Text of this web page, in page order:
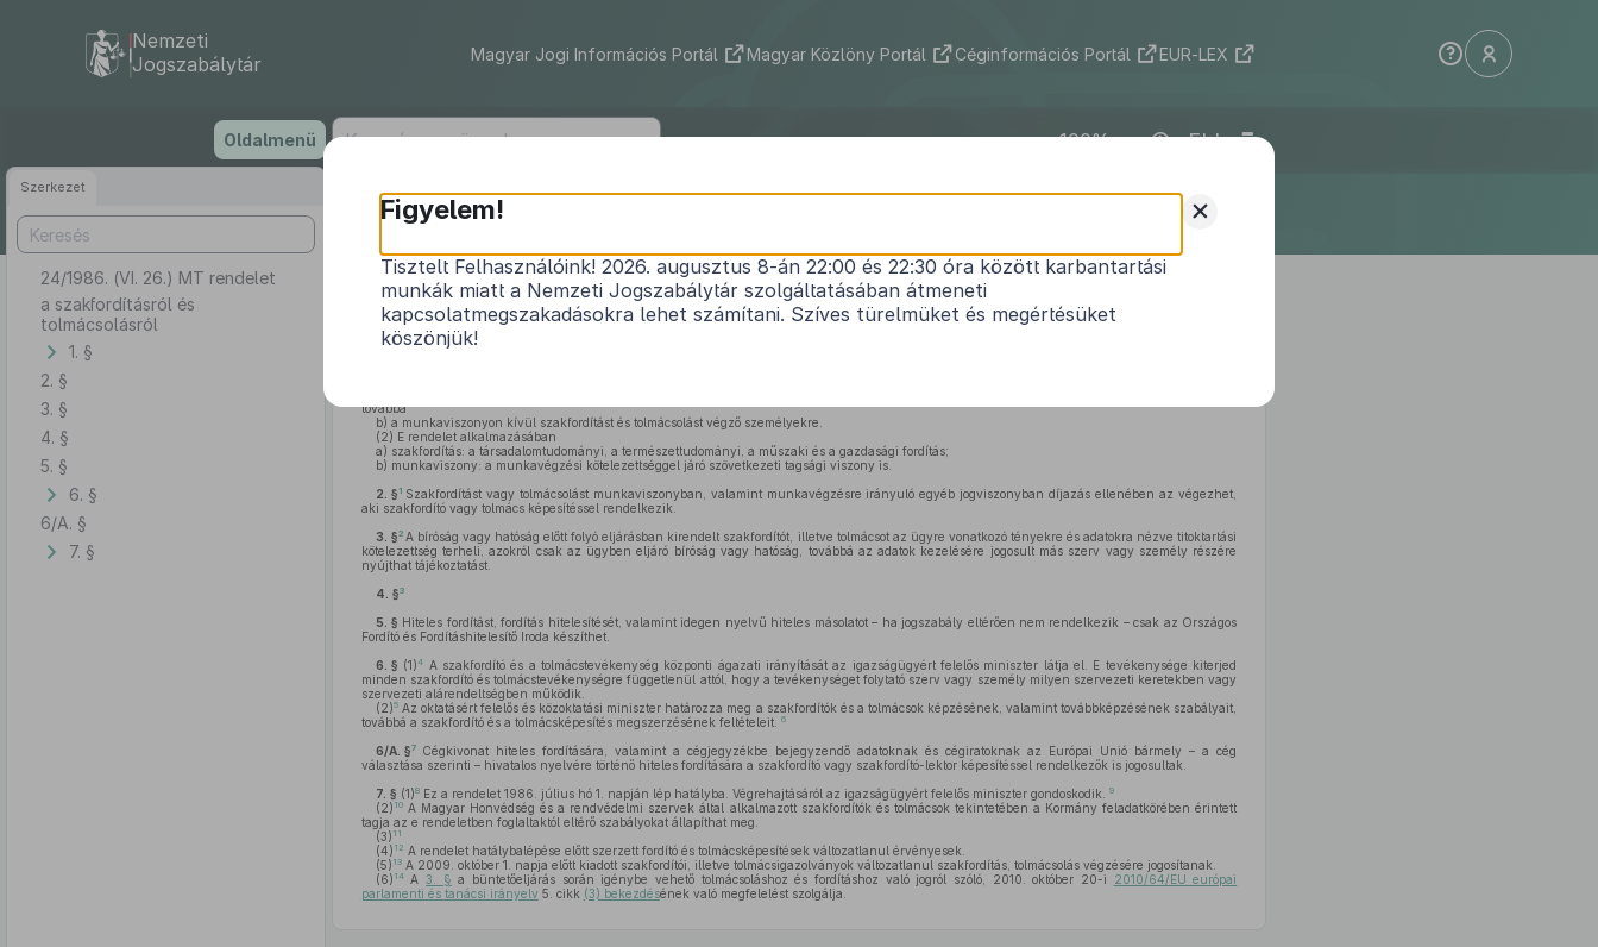
tartalomra
Nemzeti
Jogszabálytár
Magyar Jogi Információs Portál Magyar Közlöny Portál Céginformációs Portál EUR-LEX
Oldalmenü ELI
Szerkezet
24/1986. (VI. 26.) MT rendelet
a szakfordításról és
tolmácsolásról
1. §
2. §
3. §
4. §
5. §
6. §
6/A. §
7. §
24/1986. (VI. 26.) MT rendelet
a szakfordításról és tolmácsolásról
Hatályos: 2014. 09. 05. –
továbbá
b) a munkaviszonyon kívül szakfordítást és tolmácsolást végző személyekre.
(2) E rendelet alkalmazásában
a) szakfordítás: a társadalomtudományi, a természettudományi, a műszaki és a gazdasági fordítás;
b) munkaviszony: a munkavégzési kötelezettséggel járó szövetkezeti tagsági viszony is.
2. § 1 Szakfordítást vagy tolmácsolást munkaviszonyban, valamint munkavégzésre irányuló egyéb jogviszonyban díjazás ellenében az végezhet,
aki szakfordító vagy tolmács képesítéssel rendelkezik.
3. §2 A bíróság vagy hatóság előtt folyó eljárásban kirendelt szakfordítót, illetve tolmácsot az ügyre vonatkozó tényekre és adatokra nézve titoktartási
kötelezettség terheli, azokról csak az ügyben eljáró bíróság vagy hatóság, továbbá az adatok kezelésére jogosult más szerv vagy személy részére
nyújthat tájékoztatást.
4. §3
5. § Hiteles fordítást, fordítás hitelesítését, valamint idegen nyelvű hiteles másolatot – ha jogszabály eltérően nem rendelkezik – csak az Országos
Fordító és Fordításhitelesítő Iroda készíthet.
6. § (1)4 A szakfordító és a tolmácstevékenység központi ágazati irányítását az igazságügyért felelős miniszter látja el. E tevékenysége kiterjed
minden szakfordító és tolmácstevékenységre függetlenül attól, hogy a tevékenységet folytató szerv vagy személy milyen szervezeti keretekben vagy
szervezeti alárendeltségben működik.
(2)5Az oktatásért felelős és közoktatási miniszter határozza meg a szakfordítók és a tolmácsok képzésének, valamint továbbképzésének szabályait,
továbbá a szakfordító és a tolmácsképesítés megszerzésének feltételeit.
6
6/A. §7
Cégkivonat hiteles fordítására, valamint a cégjegyzékbe bejegyzendő adatoknak és cégiratoknak az Európai Unió bármely – a cég
választása szerinti – hivatalos nyelvére történő hiteles fordítására a szakfordító vagy szakfordító-lektor képesítéssel rendelkezők is jogosultak.
7. § (1)8Ez a rendelet 1986. július hó 1. napján lép hatályba. Végrehajtásáról az igazságügyért felelős miniszter gondoskodik. 9
(2) 10A Magyar Honvédség és a rendvédelmi szervek által alkalmazott szakfordítók és tolmácsok tekintetében a Kormány feladatkörében érintett
tagja az e rendeletben foglaltaktól eltérő szabályokat állapíthat meg.
(3) 11
(4) 12 A rendelet hatálybalépése előtt szerzett fordító és tolmácsképesítések változatlanul érvényesek.
(5) 13A 2009. október 1. napja előtt kiadott szakfordítói, illetve tolmácsigazolványok változatlanul szakfordítás, tolmácsolás végzésére jogosítanak.
(6) 14A3. § a büntetőeljárás során igénybe vehető tolmácsoláshoz és fordításhoz való jogról szóló, 2010. október 20-i
2010/64/EU európai
parlamenti és tanácsi irányelv 5. cikk (3) bekezdésének való megfelelést szolgálja.
+
Figyelem!
Tisztelt Felhasználóink! 2026. augusztus 8-án 22:00 és 22:30 óra között karbantartási
munkák miatt a Nemzeti Jogszabálytár szolgáltatásában átmeneti
kapcsolatmegszakadásokra lehet számítani. Szíves türelmüket és megértésüket
köszönjük!